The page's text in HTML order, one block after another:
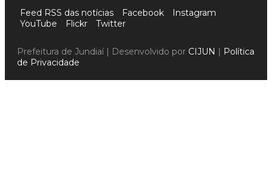
Feed RSS das notícias Facebook
Instagram
YouTube
Flickr Twitter
Prefeitura de Jundiaí | Desenvolvido por CIJUN | Política
de Privacidade